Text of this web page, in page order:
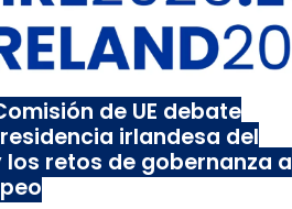
de UE debate
irlandesa del
los retos de gobernanza a